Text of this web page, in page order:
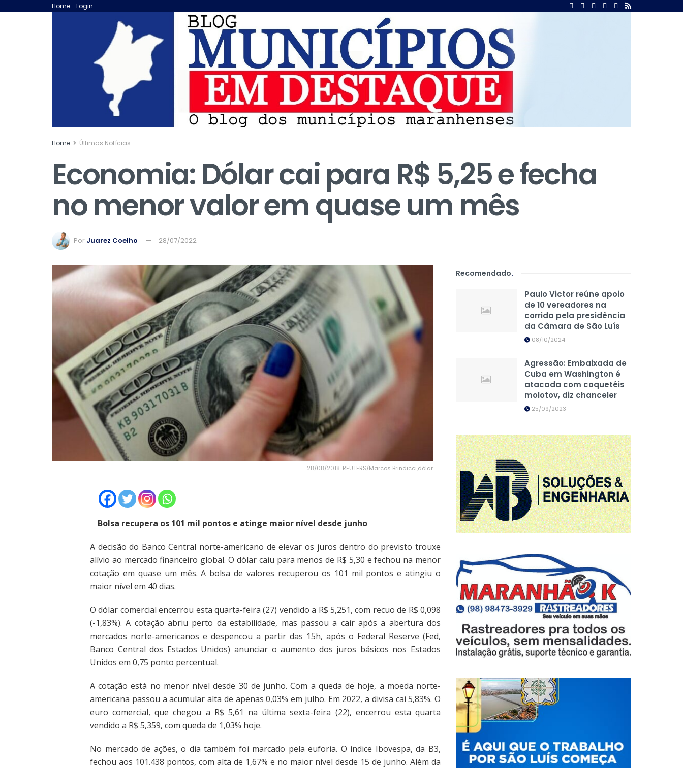
Home Login
Home Últimas Notícias
Economia: Dólar cai para R$ 5,25 e fecha
no menor valor em quase um mês
Por Juarez Coelho 28/07/2022
28/08/2018. REUTERS/Marcos Brindicci,dólar
Bolsa recupera os 101 mil pontos e atinge maior nível desde junho
A decisão do Banco Central norte-americano de elevar os juros dentro do previsto trouxe
alívio ao mercado financeiro global. O dólar caiu para menos de R$ 5,30 e fechou na menor
cotação em quase um mês. A bolsa de valores recuperou os 101 mil pontos e atingiu o
maior nível em 40 dias.
O dólar comercial encerrou esta quarta-feira (27) vendido a R$ 5,251, com recuo de R$ 0,098
(-1,83%). A cotação abriu perto da estabilidade, mas passou a cair após a abertura dos
mercados norte-americanos e despencou a partir das 15h, após o Federal Reserve (Fed,
Banco Central dos Estados Unidos) anunciar o aumento dos juros básicos nos Estados
Unidos em 0,75 ponto percentual.
A cotação está no menor nível desde 30 de junho. Com a queda de hoje, a moeda norte-
americana passou a acumular alta de apenas 0,03% em julho. Em 2022, a divisa cai 5,83%. O
euro comercial, que chegou a R$ 5,61 na última sexta-feira (22), encerrou esta quarta
vendido a R$ 5,359, com queda de 1,03% hoje.
No mercado de ações, o dia também foi marcado pela euforia. O índice Ibovespa, da B3,
fechou aos 101.438 pontos, com alta de 1,67% e no maior nível desde 15 de junho. Além da
Recomendado.
Paulo Victor reúne apoio
de 10 vereadores na
corrida pela presidência
da Câmara de São Luís
08/10/2024
Agressão: Embaixada de
Cuba em Washington é
atacada com coquetéis
molotov, diz chanceler
25/09/2023